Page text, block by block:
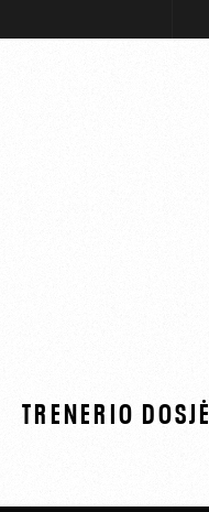
TRENERIO DOSJĖ